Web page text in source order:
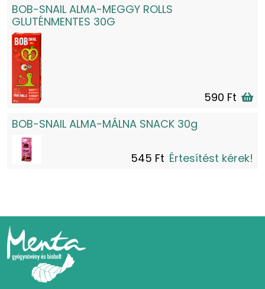
BOB-SNAIL ALMA-MEGGY ROLLS
GLUTÉNMENTES 30G
590 Ft
BOB-SNAIL ALMA-MÁLNA SNACK 30g
545 Ft Értesítést kérek!